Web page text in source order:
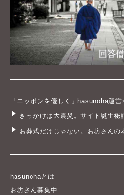
「ニッポンを優しく」hasunoha運営
きっかけは大震災。サイト誕生秘
お葬式だけじゃない。お坊さんの
hasunohaとは
お坊さん募集中